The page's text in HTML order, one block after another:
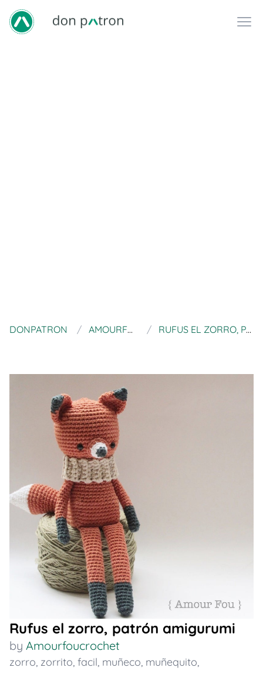
DONPATRON AMOURFOUCROCHET RUFUS EL ZORRO, PATRÓN AMIGURUMI
Rufus el zorro, patrón amigurumi
by Amourfoucrochet
zorro, zorrito, facil, muñeco, muñequito,